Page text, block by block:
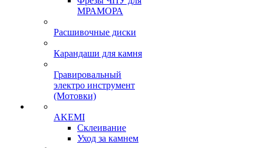
МРАМОРА
Расшивочные диски
Карандаши для камня
Гравировальный
электро инструмент
(Мотовки)
AKEMI
Склеивание
Уход за камнем